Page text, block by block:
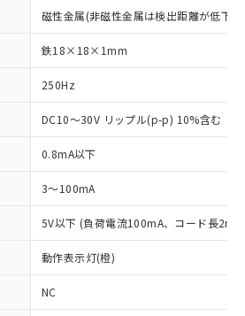
磁性金属(非磁性金属は検出距離が低下
鉄18×18×1mm
250Hz
DC10～30V リップル(p-p) 10%含む
0.8mA以下
3～100mA
5V以下 (負荷電流100mA、コード長2m
動作表示灯(橙)
NC